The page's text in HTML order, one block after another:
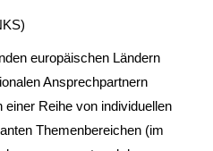
europäischen Ländern
Ansprechpartnern
Reihe von individuellen
Themenbereichen (im